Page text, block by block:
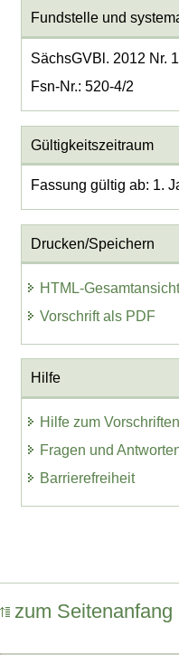
Fundstelle und
SächsGVBl. 2012 Nr.
Fsn-Nr.: 520-4/2
Gültigkeitszeitraum
Fassung gültig ab: 1.
Drucken/Speichern
HTML-
Vorschrift als PDF
Hilfe
Hilfe zum
Fragen und
Barrierefreiheit
zum Seitenanfang